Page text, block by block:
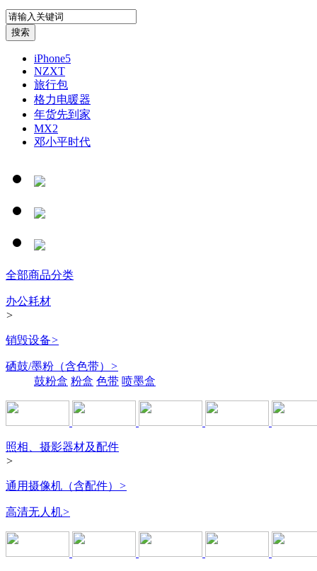
iPhone5
NZXT
旅行包
格力电暖器
年货先到家
MX2
邓小平时代
全部商品分类
办公耗材
>
销毁设备>
硒鼓/墨粉（含色带） >
鼓粉盒 粉盒 色带 喷墨盒
照相、摄影器材及配件
>
通用摄像机（含配件） >
高清无人机>